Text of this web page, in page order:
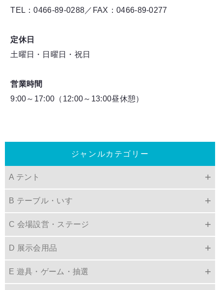
ジャンルカテゴリー
A テント
B テーブル・いす
C 会場設営・ステージ
D 展示会用品
E 遊具・ゲーム・抽選
TEL：0466-89-0288／FAX：0466-89-0277
定休日
土曜日・日曜日・祝日
営業時間
9:00～17:00（12:00～13:00昼休憩）